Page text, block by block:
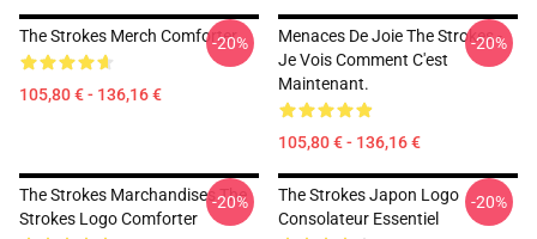
The Strokes Merch Comforter
105,80 € - 136,16 €
-20%
Menaces De Joie The Strokes -
Je Vois Comment C'est
Maintenant.
105,80 € - 136,16 €
-20%
The Strokes Marchandises The
Strokes Logo Comforter
-20%
The Strokes Japon Logo
Consolateur Essentiel
-20%